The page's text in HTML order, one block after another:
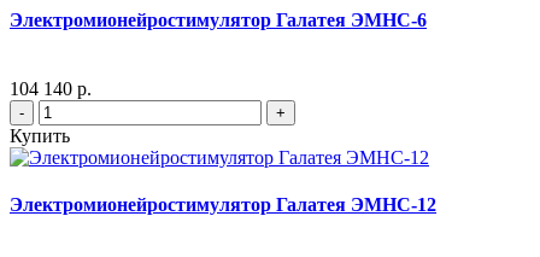
Электромионейростимулятор Галатея ЭМНС-6
104 140 р.
- +
Купить
Электромионейростимулятор Галатея ЭМНС-12